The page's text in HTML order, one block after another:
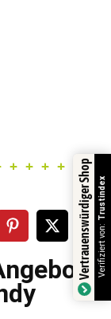
Vertrauenswürdiger ShopVerifiziert von:
Trustindex